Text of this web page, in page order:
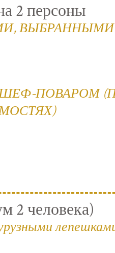
2 персоны
ПОВАРОМ
человека)